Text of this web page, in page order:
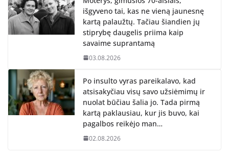
išgyveno tai, kas ne vieną jaunesnę
kartą palaužtų. Tačiau šiandien jų
stiprybę daugelis priima kaip
savaime suprantamą
03.08.2026
Po insulto vyras pareikalavo, kad
atsisakyčiau visų savo užsiėmimų ir
nuolat būčiau šalia jo. Tada pirmą
kartą paklausiau, kur jis buvo, kai
pagalbos reikėjo man…
02.08.2026